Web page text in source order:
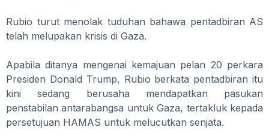
Rubio turut menolak tuduhan bahawa pentadbiran AS
telah melupakan krisis di Gaza.
Apabila ditanya mengenai kemajuan pelan 20 perkara
Presiden Donald Trump, Rubio berkata pentadbiran itu
kini sedang berusaha mendapatkan pasukan
penstabilan antarabangsa untuk Gaza, tertakluk kepada
persetujuan HAMAS untuk melucutkan senjata.